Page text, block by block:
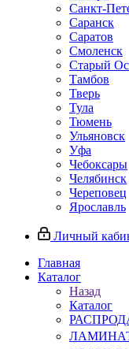
Саранск
Саратов
Смоленск
Старый
Тамбов
Тверь
Тула
Тюмень
Ульяновск
Уфа
Чебоксары
Челябинск
Череповец
Ярославль
Личный
Главная
Каталог
Назад
Каталог
ЛАМИНАТ